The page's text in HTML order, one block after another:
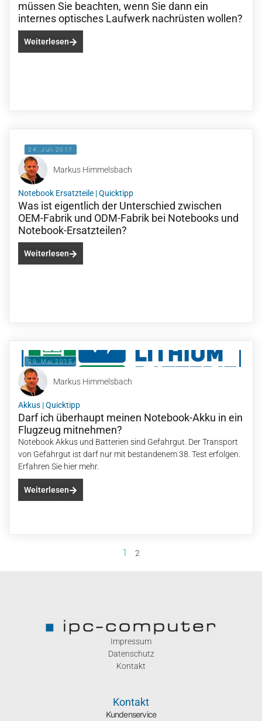
müssen Sie beachten, wenn Sie dann ein
internes optisches Laufwerk nachrüsten wollen?
Weiterlesen
24. Juli 2017
Markus Himmelsbach
Notebook Ersatzteile |Quicktipp
Was ist eigentlich der Unterschied zwischen
OEM-Fabrik und ODM-Fabrik bei Notebooks und
Notebook-Ersatzteilen?
Weiterlesen
29. Mai 2015
Markus Himmelsbach
Akkus |Quicktipp
Darf ich überhaupt meinen Notebook-Akku in ein
Flugzeug mitnehmen?
Notebook Akkus und Batterien sind Gefahrgut. Der Transport
von Gefahrgut ist darf nur mit bestandenem 38. Test erfolgen.
Erfahren Sie hier mehr.
Weiterlesen
1 2
Impressum
Datenschutz
Kontakt
Kontakt
Kundenservice